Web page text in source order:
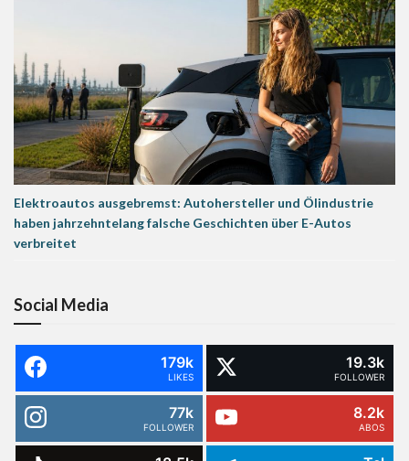
Elektroautos ausgebremst: Autohersteller und Ölindustrie
haben jahrzehntelang falsche Geschichten über E-Autos
verbreitet
Social Media
179k
LIKES
19.3k
FOLLOWER
77k
FOLLOWER
8.2k
ABOS